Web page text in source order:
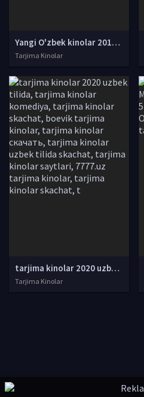
Yangi O'zbek kinolar 2010-2011-2012-2013-2014-2015-2016-2017-2018-2019-2020-2021-2022-2023-2024-2025 O'zbek tilida Uzbek tarjima Full HD
Tarjima Kinolar
tarjima kinolar 2020 uzbek tilida, tarjima kinolar komediya, tarjima kinolar skachat, boevik tarjima kinolar, tarjima kinolar скачать, tarjima kinolar uzbek tilida skachat, tarjima kinolar saytlari, 7777.uz tarjima kinolar, tarjima kinolar skachat, t
Tarjima Kinolar